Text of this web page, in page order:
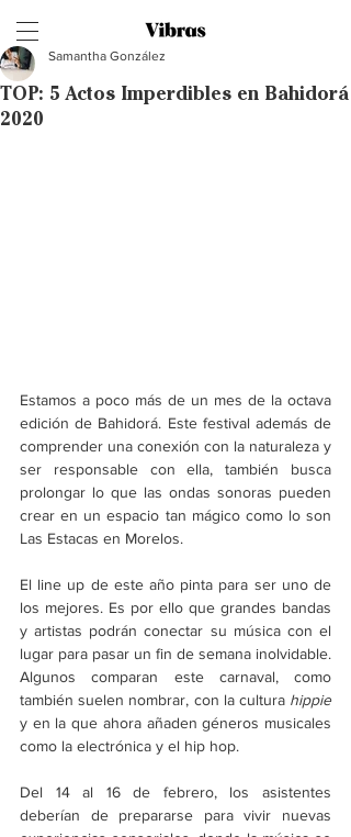
TOP: 5 Actos Imperdibles en Bahidorá
2020
Samantha González
Estamos a poco más de un mes de la octava
edición de Bahidorá. Este festival además de
comprender una conexión con la naturaleza y
ser responsable con ella, también busca
prolongar lo que las ondas sonoras pueden
crear en un espacio tan mágico como lo son
Las Estacas en Morelos.
El line up de este año pinta para ser uno de
los mejores. Es por ello que grandes bandas
y artistas podrán conectar su música con el
lugar para pasar un fin de semana inolvidable.
Algunos comparan este carnaval, como
también suelen nombrar, con la cultura hippie
y en la que ahora añaden géneros musicales
como la electrónica y el hip hop.
Del 14 al 16 de febrero, los asistentes
deberían de prepararse para vivir nuevas